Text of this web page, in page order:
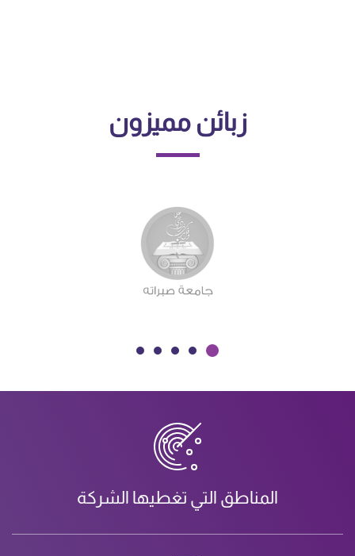
زبائن مميزون
المناطق التي تغطيها الشركة